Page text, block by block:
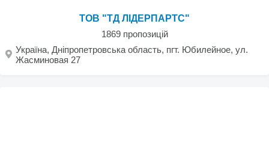
ТОВ "ТД ЛІДЕРПАРТС"
1869 пропозицій
Україна, Дніпропетровська область, пгт. Юбилейное, ул.
Жасминовая 27